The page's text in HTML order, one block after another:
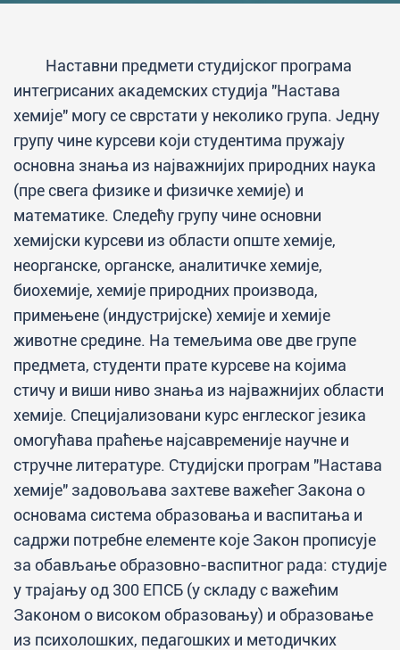
Наставни предмети студијског програма
интегрисаних академских студија "Настава
хемије" могу се сврстати у неколико група. Једну
групу чине курсеви који студентима пружају
основна знања из најважнијих природних наука
(пре свега физике и физичке хемије) и
математике. Следећу групу чине основни
хемијски курсеви из области опште хемије,
неорганске, органске, аналитичке хемије,
биохемије, хемије природних производа,
примењене (индустријске) хемије и хемије
животне средине. На темељима ове две групе
предмета, студенти прате курсеве на којима
стичу и виши ниво знања из најважнијих области
хемије. Специјализовани курс енглеског језика
омогућава праћење најсавременије научне и
стручне литературе. Студијски програм "Настава
хемије" задовољава захтеве важећег Закона о
основама система образовања и васпитања и
садржи потребне елементе које Закон прописује
за обављање образовно-васпитног рада: студије
у трајању од 300 ЕПСБ (у складу с важећим
Законом о високом образовању) и образовање
из психолошких, педагошких и методичких